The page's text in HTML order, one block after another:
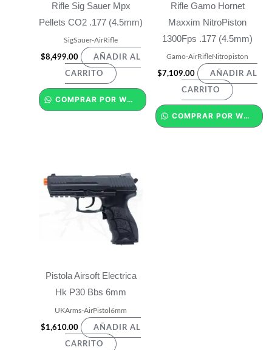
Rifle Sig Sauer Mpx
Pellets CO2 .177 (4.5mm)
SigSauer-AirRifle
$8,499.00 AÑADIR AL
CARRITO
COMPRAR POR WHATSAPP
Rifle Gamo Hornet
Maxxim NitroPiston
1300Fps .177 (4.5mm)
Gamo-AirRifleNitropiston
$7,109.00 AÑADIR AL
CARRITO
COMPRAR POR WHATSAPP
Pistola Airsoft Electrica
Hk P30 Bbs 6mm
UKArms-AirPistol6mm
$1,610.00 AÑADIR AL
CARRITO